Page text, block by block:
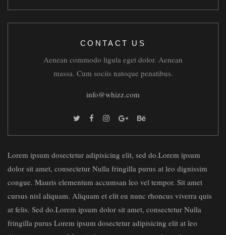
CONTACT US
Aenean commodo ligula eget dolor. Aenean
massa. Cum sociis natoque penatibus.
info@whizz.com
Lorem ipsum dosectetur adipisicing elit, sed do.Lorem ipsum
dolor sit amet, consectetur Nulla fringilla purus at leo dignissim
congue. Mauris elementum accumsan leo vel tempor. Sit amet
cursus nisl aliquam. Aliquam et elit eu nunc rhoncus viverra quis
at felis. Sed do.Lorem ipsum dolor sit amet, consectetur Nulla
fringilla purus Lorem ipsum dosectetur adipisicing elit at leo